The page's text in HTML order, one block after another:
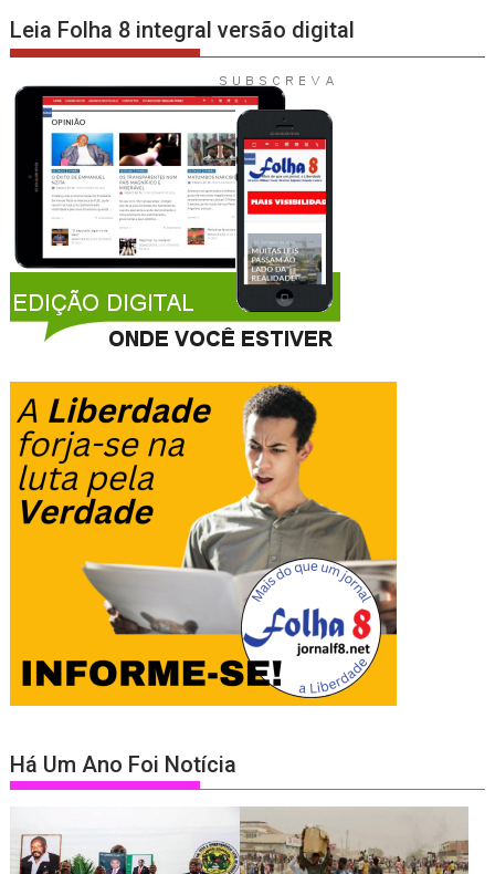
Leia Folha 8 integral versão digital
Há Um Ano Foi Notícia